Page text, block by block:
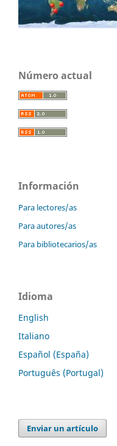
Número actual
Información
Para lectores/as
Para autores/as
Para bibliotecarios/as
Idioma
English
Italiano
Español (España)
Português (Portugal)
Enviar un artículo